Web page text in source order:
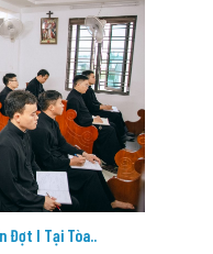
Đợt I Tại Tòa..